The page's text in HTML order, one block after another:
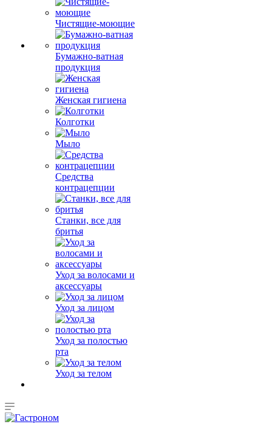
Чистящие-моющие
Бумажно-ватная
продукция
Женская гигиена
Колготки
Мыло
Средства
контрацепции
Станки, все для
бритья
Уход за волосами и
аксессуары
Уход за лицом
Уход за полостью
рта
Уход за телом